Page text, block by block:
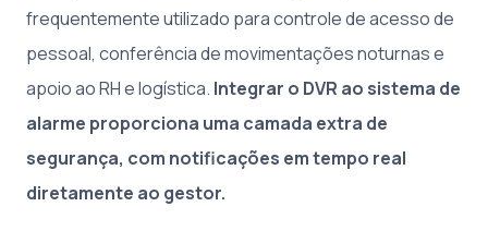
frequentemente utilizado para controle de acesso de
pessoal, conferência de movimentações noturnas e
apoio ao RH e logística. Integrar o DVR ao sistema de
alarme proporciona uma camada extra de
segurança, com notificações em tempo real
diretamente ao gestor.